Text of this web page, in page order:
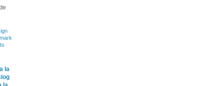
la